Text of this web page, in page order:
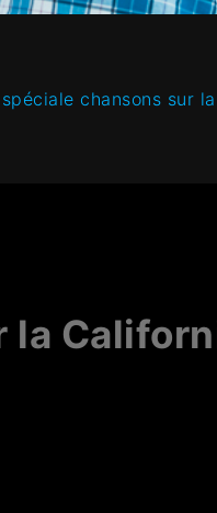
spéciale chansons sur
la